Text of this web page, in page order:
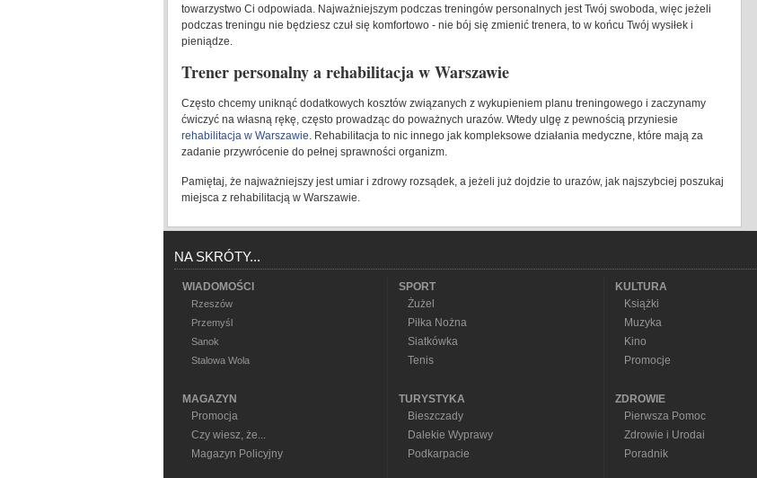
towarzystwo Ci odpowiada. Najważniejszym podczas treningów personalnych jest Twój swoboda, więc jeżeli
podczas treningu nie będziesz czuł się komfortowo - nie bój się zmienić trenera, to w końcu Twój wysiłek i
pieniądze.
Trener personalny a rehabilitacja w Warszawie
Często chcemy uniknąć dodatkowych kosztów związanych z wykupieniem planu treningowego i zaczynamy
ćwiczyć na własną rękę, często prowadząc do poważnych urazów. Wtedy ulgę z pewnością przyniesie
rehabilitacja w Warszawie. Rehabilitacja to nic innego jak kompleksowe działania medyczne, które mają za
zadanie przywrócenie do pełnej sprawności organizm.
Pamiętaj, że najważniejszy jest umiar i zdrowy rozsądek, a jeżeli już dojdzie to urazów, jak najszybciej poszukaj
miejsca z rehabilitacją w Warszawie.
NA SKRÓTY...
WIADOMOŚCI
Rzeszów
Przemyśl
Sanok
Stalowa Wola
MAGAZYN
Promocja
Czy wiesz, że...
Magazyn Policyjny
SPORT
Żużel
Piłka Nożna
Siatkówka
Tenis
TURYSTYKA
Bieszczady
Dalekie Wyprawy
Podkarpacie
KULTURA
Książki
Muzyka
Kino
Promocje
ZDROWIE
Pierwsza Pomoc
Zdrowie i Urodai
Poradnik